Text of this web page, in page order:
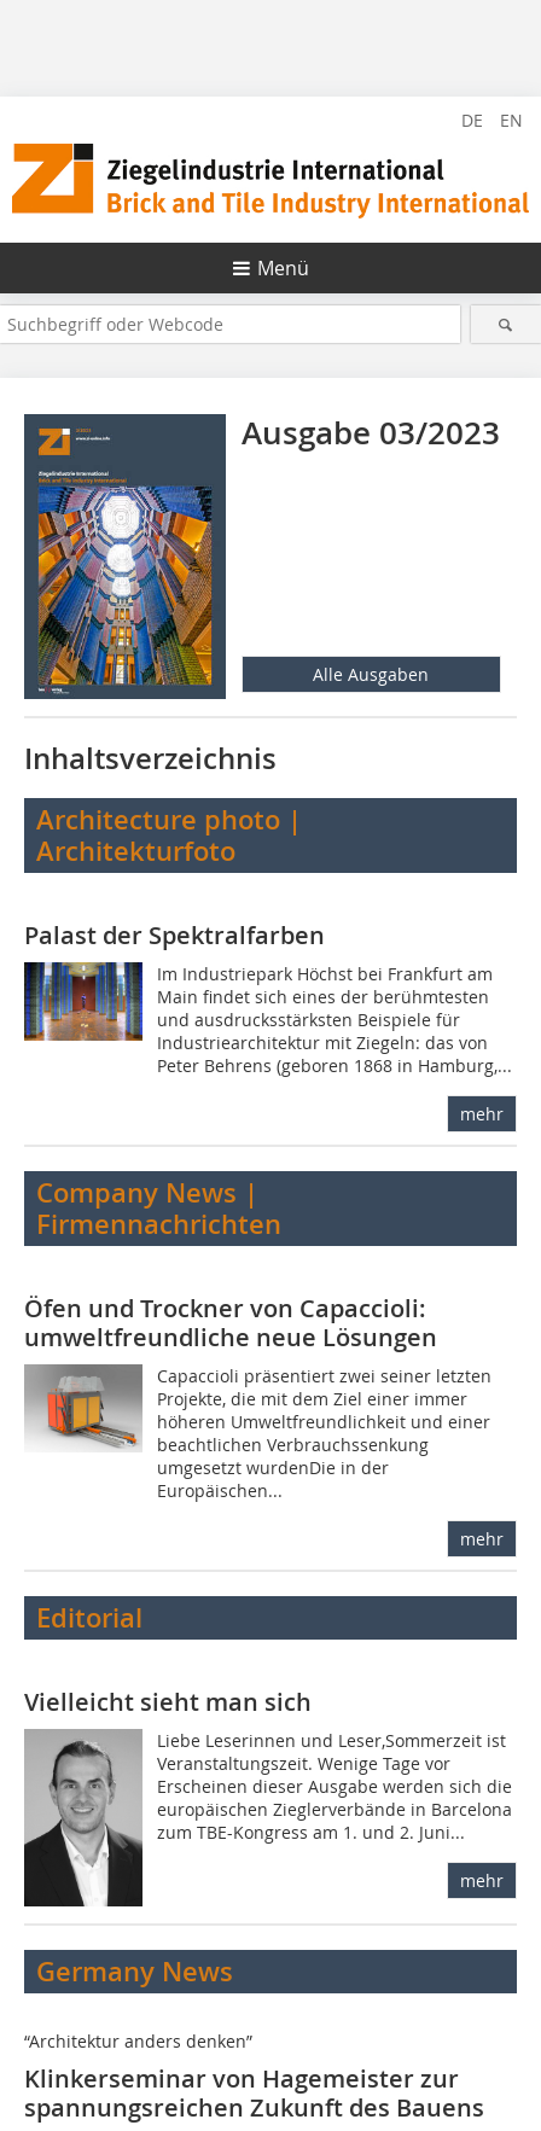
DE EN
Menü
Ausgabe 03/2023
Alle Ausgaben
Inhaltsverzeichnis
Architecture photo |
Architekturfoto
Palast der Spektralfarben
Im Industriepark Höchst bei Frankfurt am
Main findet sich eines der berühmtesten
und ausdrucksstärksten Beispiele für
Industriearchitektur mit Ziegeln: das von
Peter Behrens (geboren 1868 in Hamburg,...
mehr
Company News |
Firmennachrichten
Öfen und Trockner von Capaccioli:
umweltfreundliche neue Lösungen
Capaccioli präsentiert zwei seiner letzten
Projekte, die mit dem Ziel einer immer
höheren Umweltfreundlichkeit und einer
beachtlichen Verbrauchssenkung
umgesetzt wurdenDie in der
Europäischen...
mehr
Editorial
Vielleicht sieht man sich
Liebe Leserinnen und Leser,Sommerzeit ist
Veranstaltungszeit. Wenige Tage vor
Erscheinen dieser Ausgabe werden sich die
europäischen Zieglerverbände in Barcelona
zum TBE-Kongress am 1. und 2. Juni...
mehr
Germany News
“Architektur anders denken”
Klinkerseminar von Hagemeister zur
spannungsreichen Zukunft des Bauens